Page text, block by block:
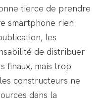
tierce de prendre
smartphone rien
les
de distribuer
finaux, mais trop
constructeurs ne
dans la